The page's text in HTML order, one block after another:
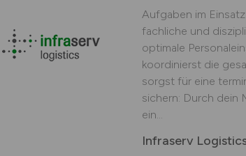
Aufgaben im
fachliche und
optimale
koordinierst die
sorgst für eine
sichern: Durch dein
ein...
Infraserv